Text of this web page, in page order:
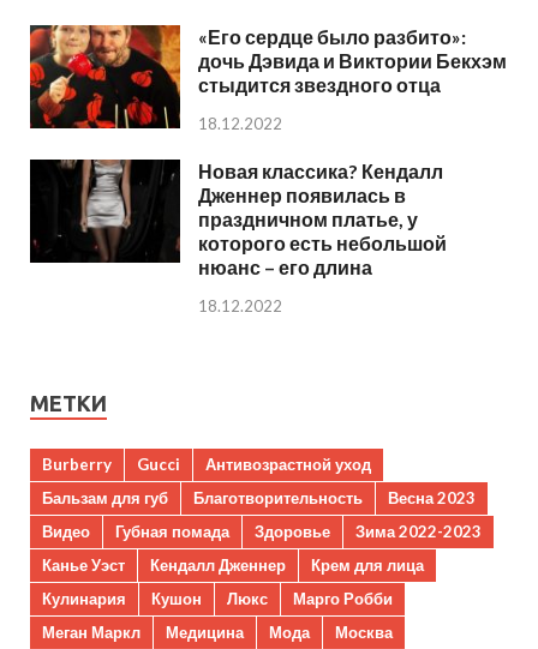
«Его сердце было разбито»:
дочь Дэвида и Виктории Бекхэм
стыдится звездного отца
18.12.2022
Новая классика? Кендалл
Дженнер появилась в
праздничном платье, у
которого есть небольшой
нюанс – его длина
18.12.2022
МЕТКИ
Burberry Gucci
Антивозрастной уход
Бальзам для губ
Благотворительность
Весна 2023
Видео
Губная помада Здоровье
Зима 2022-2023
Канье Уэст
Кендалл Дженнер
Крем для лица
Кулинария
Кушон Люкс
Марго Робби
Меган Маркл
Медицина Мода
Москва